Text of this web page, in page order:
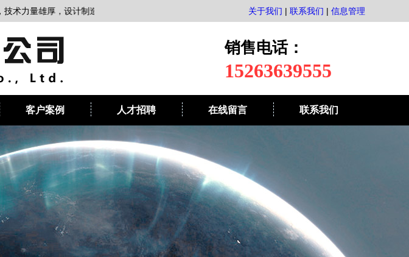
厚，设计制造能力强，生产设施完善，管理制度健全。本公司以“服务为根，质量为本”为经营宗旨，
关于我们 | 联系我们 | 信息管理
销售电话：
15263639555
客户案例 人才招聘 在线留言 联系我们